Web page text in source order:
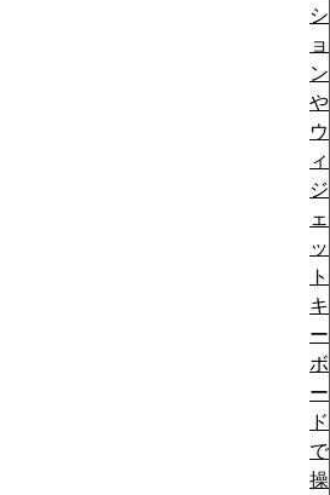
シ
ョ
ン
や
ウ
ィ
ジ
ェ
ッ
ト
キ
ー
ボ
ー
ド
で
操